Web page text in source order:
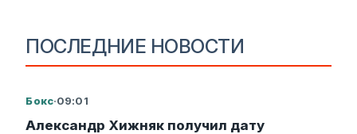
ПОСЛЕДНИЕ НОВОСТИ
Бокс·09:01
Александр Хижняк получил дату